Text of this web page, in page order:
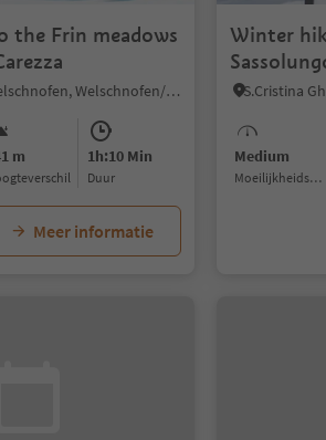
the Frin meadows
Nova Levante/Welschnofen, Welschnofen/Nova Levante, Dolomites Region Eggental
m 1h:10 Min
Duur
Meer informatie
Winter
Medium
Moeilijkheidsgraad